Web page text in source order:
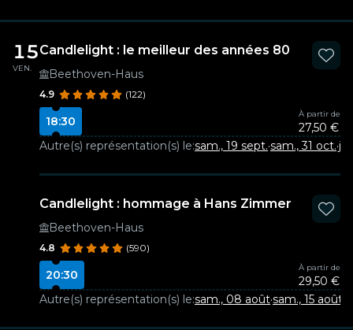
15
VEN.
Candlelight : le meilleur des années 80
Beethoven-Haus
4.9 (122)
18:30
À partir de
27,50 €
Autre(s) représentation(s) le:sam., 19 sept.·sam., 31 oct.·
Candlelight : hommage à Hans Zimmer
Beethoven-Haus
4.8 (590)
20:30
À partir de
29,50 €
Autre(s) représentation(s) le:sam., 08 août·sam., 15 août